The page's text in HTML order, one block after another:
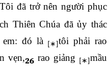
Tôi đã trở nên người phục
Thiên Chúa đã ủy thác
em: đó là
tôi phải rao
vẹn,26 rao giảng
mầu